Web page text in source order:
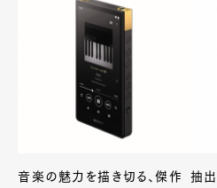
音楽の魅力を描き切る、傑作
抽出